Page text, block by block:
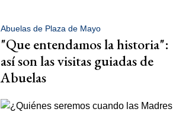
Abuelas de Plaza de Mayo
"Que entendamos la historia":
así son las visitas guiadas de
Abuelas